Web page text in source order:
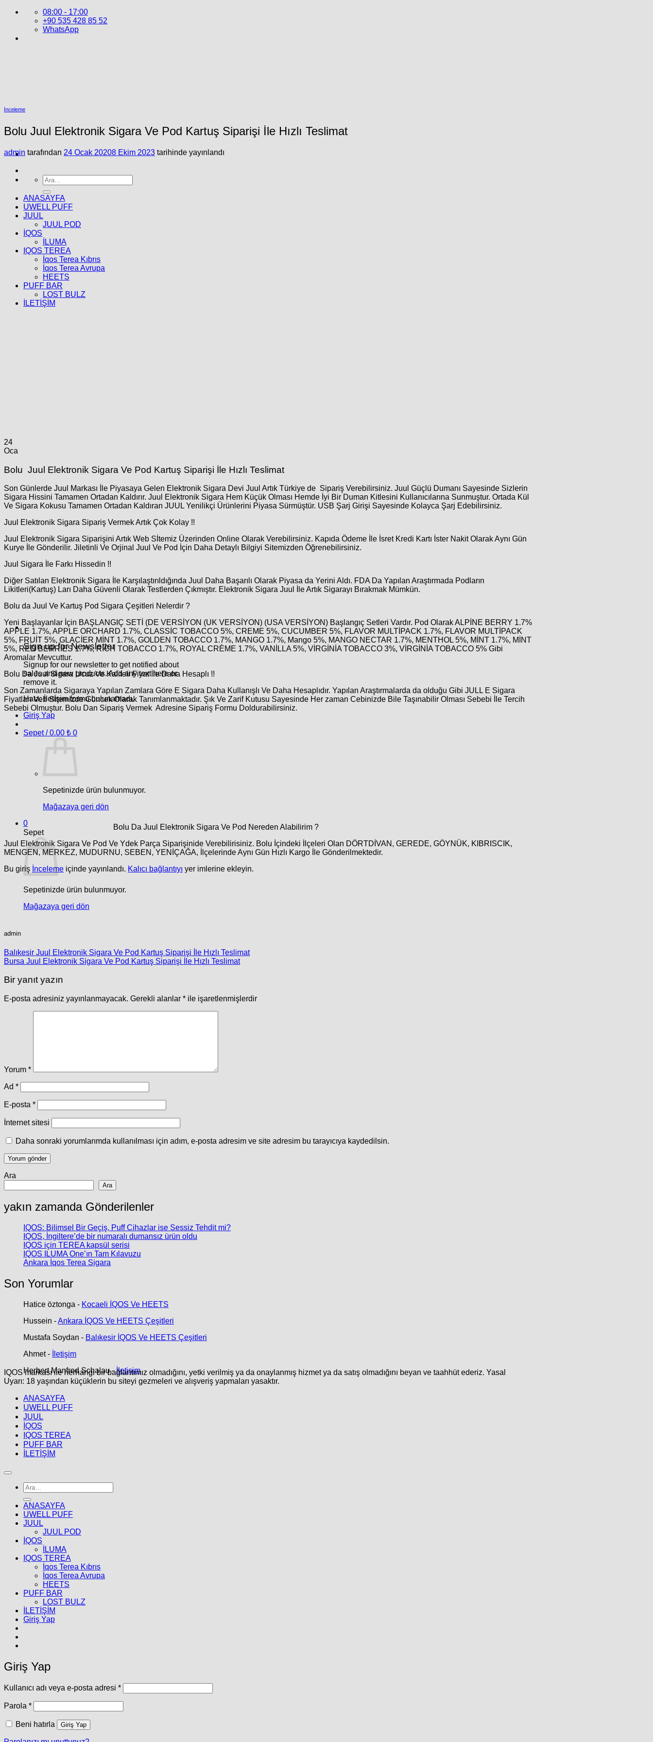
İçeriğe
08:00 - 17:00
+90 535 428 85 52
WhatsApp
Ara:
ANASAYFA
UWELL PUFF
JUUL
JUUL POD
İQOS
İLUMA
IQOS TEREA
İqos Terea Kıbrıs
İqos Terea Avrupa
HEETS
PUFF BAR
LOST BULZ
İLETİŞİM
Sign up for Newsletter
Signup for our newsletter to get notified about
sales and new products. Add any text here or
remove it.
Hata:İletişim formu bulunamadı.
Giriş Yap
Sepet /0.00 ₺ 0
Sepetinizde ürün bulunmuyor.
Mağazaya geri dön
0
Sepet
Sepetinizde ürün bulunmuyor.
Mağazaya geri dön
İnceleme
Bolu Juul Elektronik Sigara Ve Pod Kartuş Siparişi İle Hızlı Teslimat
admin tarafından 24 Ocak 20208 Ekim 2023 tarihinde yayınlandı
24
Oca
Bolu Juul Elektronik Sigara Ve Pod Kartuş Siparişi İle Hızlı Teslimat
Son Günlerde Juul Markası İle Piyasaya Gelen Elektronik Sigara Devi Juul Artık Türkiye de Sipariş Verebilirsiniz. Juul Güçlü Dumanı Sayesinde Sizlerin
Sigara Hissini Tamamen Ortadan Kaldırır. Juul Elektronik Sigara Hem Küçük Olması Hemde İyi Bir Duman Kitlesini Kullanıcılarına Sunmuştur. Ortada Kül
Ve Sigara Kokusu Tamamen Ortadan Kaldıran JUUL Yenilikçi Ürünlerini Piyasa Sürmüştür. USB Şarj Girişi Sayesinde Kolayca Şarj Edebilirsiniz.
Juul Elektronik Sigara Sipariş Vermek Artık Çok Kolay !!
Juul Elektronik Sigara Siparişini Artık Web Sİtemiz Üzerinden Online Olarak Verebilirsiniz. Kapıda Ödeme İle İsret Kredi Kartı İster Nakit Olarak Aynı Gün
Kurye İle Gönderilir. Jiletinli Ve Orjinal Juul Ve Pod İçin Daha Detaylı Bilgiyi Sitemizden Öğrenebilirsiniz.
Juul Sigara İle Farkı Hissedin !!
Diğer Satılan Elektronik Sigara İle Karşılaştırıldığında Juul Daha Başarılı Olarak Piyasa da Yerini Aldı. FDA Da Yapılan Araştırmada Podların
Likitleri(Kartuş) Ları Daha Güvenli Olarak Testlerden Çıkmıştır. Elektronik Sigara Juul İle Artık Sigarayı Bırakmak Mümkün.
Bolu da Juul Ve Kartuş Pod Sigara Çeşitleri Nelerdir ?
Yeni Başlayanlar İçin BAŞLANGIÇ SETİ (DE VERSİYON (UK VERSİYON) (USA VERSİYON) Başlangıç Setleri Vardır. Pod Olarak ALPİNE BERRY 1.7%
APPLE 1.7%, APPLE ORCHARD 1.7%, CLASSİC TOBACCO 5%, CREME 5%, CUCUMBER 5%, FLAVOR MULTİPACK 1.7%, FLAVOR MULTİPACK
5%, FRUİT 5%, GLACİER MİNT 1.7%, GOLDEN TOBACCO 1.7%, MANGO 1.7%, Mango 5%, MANGO NECTAR 1.7%, MENTHOL 5%, MİNT 1.7%, MİNT
5%, RED BERRİES 1.7%, RİCH TOBACCO 1.7%, ROYAL CRÈME 1.7%, VANİLLA 5%, VİRGİNİA TOBACCO 3%, VİRGİNİA TOBACCO 5% Gibi
Aromalar Mevcuttur.
Bolu Da Juul Sigara Ucuz Ve Kaliteli Fiyat İle Daha Hesaplı !!
Son Zamanlarda Sigaraya Yapılan Zamlara Göre E Sigara Daha Kullanışlı Ve Daha Hesaplıdır. Yapılan Araştırmalarda da olduğu Gibi JULL E Sigara
Fiyatları Veb Sİtemizde Güncek Olarak Tanımlanmaktadır. Şık Ve Zarif Kutusu Sayesinde Her zaman Cebinizde Bile Taşınabilir Olması Sebebi İle Tercih
Sebebi Olmuştur. Bolu Dan Sipariş Vermek Adresine Sipariş Formu Doldurabilirsiniz.
Bolu Da Juul Elektronik Sigara Ve Pod Nereden Alabilirim ?
Juul Elektronik Sigara Ve Pod Ve Ydek Parça Siparişinide Verebilirisiniz. Bolu İçindeki İlçeleri Olan DÖRTDİVAN, GEREDE, GÖYNÜK, KIBRISCIK,
MENGEN, MERKEZ, MUDURNU, SEBEN, YENİÇAĞA, İlçelerinde Aynı Gün Hızlı Kargo İle Gönderilmektedir.
Bu giriş İnceleme içinde yayınlandı. Kalıcı bağlantıyı yer imlerine ekleyin.
admin
Balıkesir Juul Elektronik Sigara Ve Pod Kartuş Siparişi İle Hızlı Teslimat
Bursa Juul Elektronik Sigara Ve Pod Kartuş Siparişi İle Hızlı Teslimat
Bir yanıt yazın
E-posta adresiniz yayınlanmayacak. Gerekli alanlar * ile işaretlenmişlerdir
Yorum *
Ad *
E-posta *
İnternet sitesi
Daha sonraki yorumlarımda kullanılması için adım, e-posta adresim ve site adresim bu tarayıcıya kaydedilsin.
Ara
Ara
yakın zamanda Gönderilenler
IQOS: Bilimsel Bir Geçiş, Puff Cihazlar ise Sessiz Tehdit mi?
IQOS, İngiltere’de bir numaralı dumansız ürün oldu
IQOS için TEREA kapsül serisi
IQOS ILUMA One’ın Tam Kılavuzu
Ankara İqos Terea Sigara
Son Yorumlar
Hatice öztonga - Kocaeli İQOS Ve HEETS
Hussein -Ankara İQOS Ve HEETS Çeşitleri
Mustafa Soydan - Balıkesir İQOS Ve HEETS Çeşitleri
Ahmet-
İletişim
Herbert Manfred Schalau-İletişim
IQOS markası ile herhangi bir bağlantımız olmadığını, yetki verilmiş ya da onaylanmış hizmet ya da satış olmadığını beyan ve taahhüt ederiz. Yasal
Uyarı: 18 yaşından küçüklerin bu siteyi gezmeleri ve alışveriş yapmaları yasaktır.
ANASAYFA
UWELL PUFF
JUUL
İQOS
IQOS TEREA
PUFF BAR
İLETİŞİM
Ara:
ANASAYFA
UWELL PUFF
JUUL
JUUL POD
İQOS
İLUMA
IQOS TEREA
İqos Terea Kıbrıs
İqos Terea Avrupa
HEETS
PUFF BAR
LOST BULZ
İLETİŞİM
Giriş Yap
Giriş Yap
Kullanıcı adı veya e-posta adresi *Gerekli
Parola *Gerekli
Beni hatırla Giriş Yap